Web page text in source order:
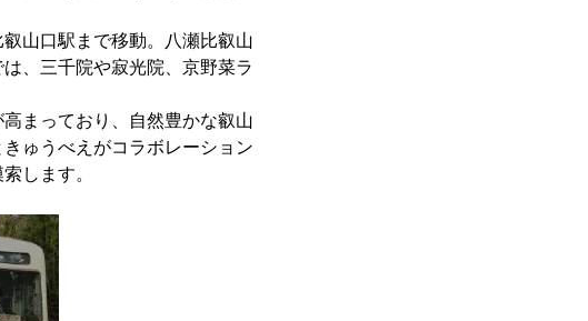
山口駅まで移動。八瀬比叡山
、三千院や寂光院、京野菜ラ
まっており、自然豊かな叡山
ゅうべえがコラボレーション
します。